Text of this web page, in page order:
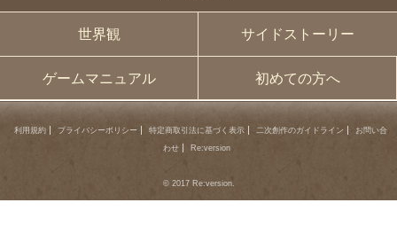
世界観 サイドストーリー
ゲームマニュアル 初めての方へ
利用規約 プライバシーポリシー 特定商取引法に基づく表示 二次創作のガイドライン
お問い合
わせ
Re:version
© 2017 Re:version.